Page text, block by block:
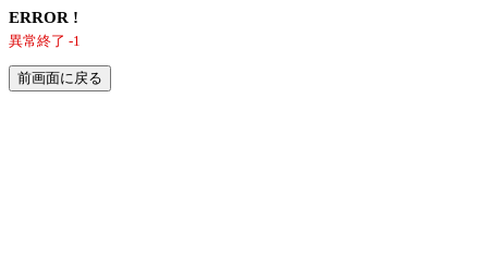
ERROR !
異常終了 -1